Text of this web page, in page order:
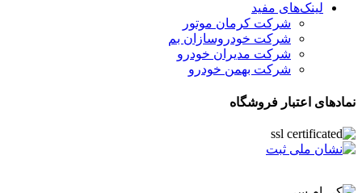
لینک‌های مفید
شرکت کرمان موتور
شرکت خودروسازان بم
شرکت مدیران خودرو
شرکت بهمن خودرو
نمادهای اعتبار فروشگاه